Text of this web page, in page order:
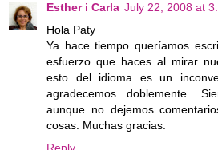
Esther i Carla July 22, 2008 at
Hola Paty
Ya hace tiempo queríamos
esfuerzo que haces al mirar
esto del idioma es un
agradecemos doblemente.
aunque no dejemos
cosas. Muchas gracias.
Reply